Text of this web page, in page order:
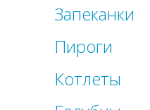
Запеканки
Пироги
Котлеты